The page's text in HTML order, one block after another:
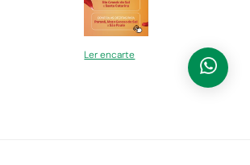
Ler encarte